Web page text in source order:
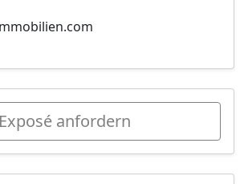
Exposé anfordern